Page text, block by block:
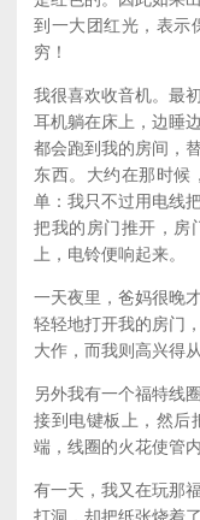
到一大团红光，表示
穷！
我很喜欢收音机。最
耳机躺在床上，边睡
都会跑到我的房间，
东西。大约在那时候
单：我只不过用电线
把我的房门推开，房
上，电铃便响起来。
一天夜里，爸妈很晚
轻轻地打开我的房门
大作，而我则高兴得
另外我有一个福特线
接到电键板上，然后
端，线圈的火花使管
有一天，我又在玩那